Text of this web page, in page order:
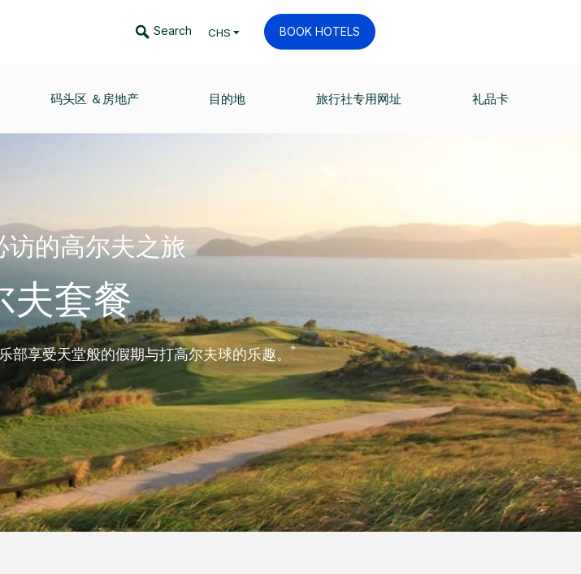
Search CHS BOOK HOTELS
码头区 ＆房地产 目的地 旅行社专用网址 礼品卡
访的高尔夫之旅
夫套餐
部享受天堂般的假期与打高尔夫球的乐趣。